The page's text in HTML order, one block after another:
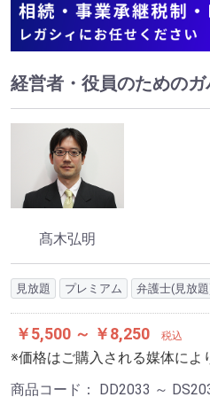
経営者・役員のための
髙木弘明
見放題 プレミアム 弁護士(見放
￥5,500 ～ ￥8,250 税込
※価格はご購入される媒体によ
商品コード： DD2033 ～